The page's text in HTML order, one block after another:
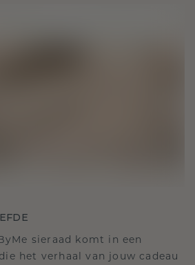
sieraad komt in een
het verhaal van jouw cadeau